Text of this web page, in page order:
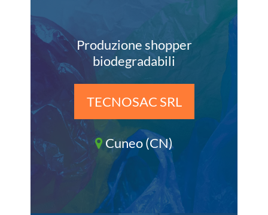
Produzione shopper
biodegradabili
TECNOSAC SRL
Cuneo (CN)